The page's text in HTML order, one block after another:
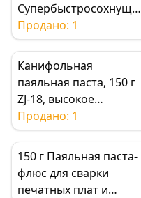
Супербыстросохнущая
УФ-защита для
печатной платы,
гибкий кабель
телефона,
стабилизация
перемычек
Продано: 1
Канифольная
паяльная паста, 150 г
ZJ-18, высокое
качество, отсутствие
коррозии, гладкая
сварочная
поверхность
Продано: 1
150 г Паяльная паста-
флюс для сварки
печатных плат и